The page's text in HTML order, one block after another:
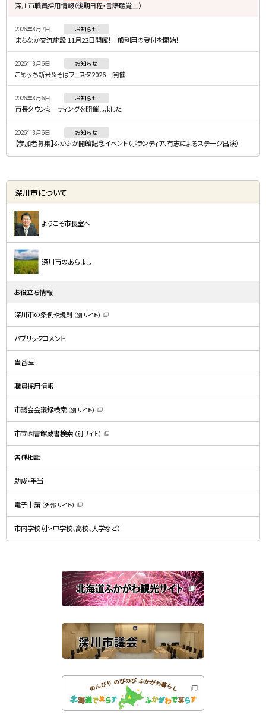
・
メ
ニ
ュ
ー
深川市職員採用情報（後期日程・言語聴覚士）
2026年8月7日 お知らせ
まちなか交流施設 11月22日開館！一般利用の受付を開始！
2026年8月6日 お知らせ
こめッち新米＆そばフェスタ2026 開催
2026年8月6日 お知らせ
市長タウンミーティングを開催しました
2026年8月6日 お知らせ
【参加者募集】ふかふか開館記念イベント（ボランティア、有志によるステージ出演）
深川市について
ようこそ市長室へ
深川市のあらまし
お役立ち情報
深川市の条例や規則 （別サイト）
新
ン
で
す
）
パブリックコメント
当番医
職員採用情報
市議会会議録検索 （別サイト）
新
規
ウ
ン
で
す
市立図書館蔵書検索 （別サイト）
新
ン
で
す
）
各種相談
助成・手当
電子申請 （外部サイト）
新
規
ウ
ン
開
き
ま
す
）
市内学校（小・中学校、高校、大学など）